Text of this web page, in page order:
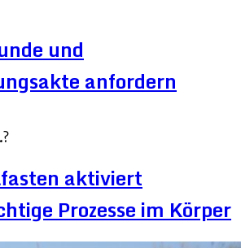
und
anfordern
aktiviert
Prozesse im Körper